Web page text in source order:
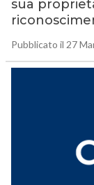
sua
Pubblicato il 27